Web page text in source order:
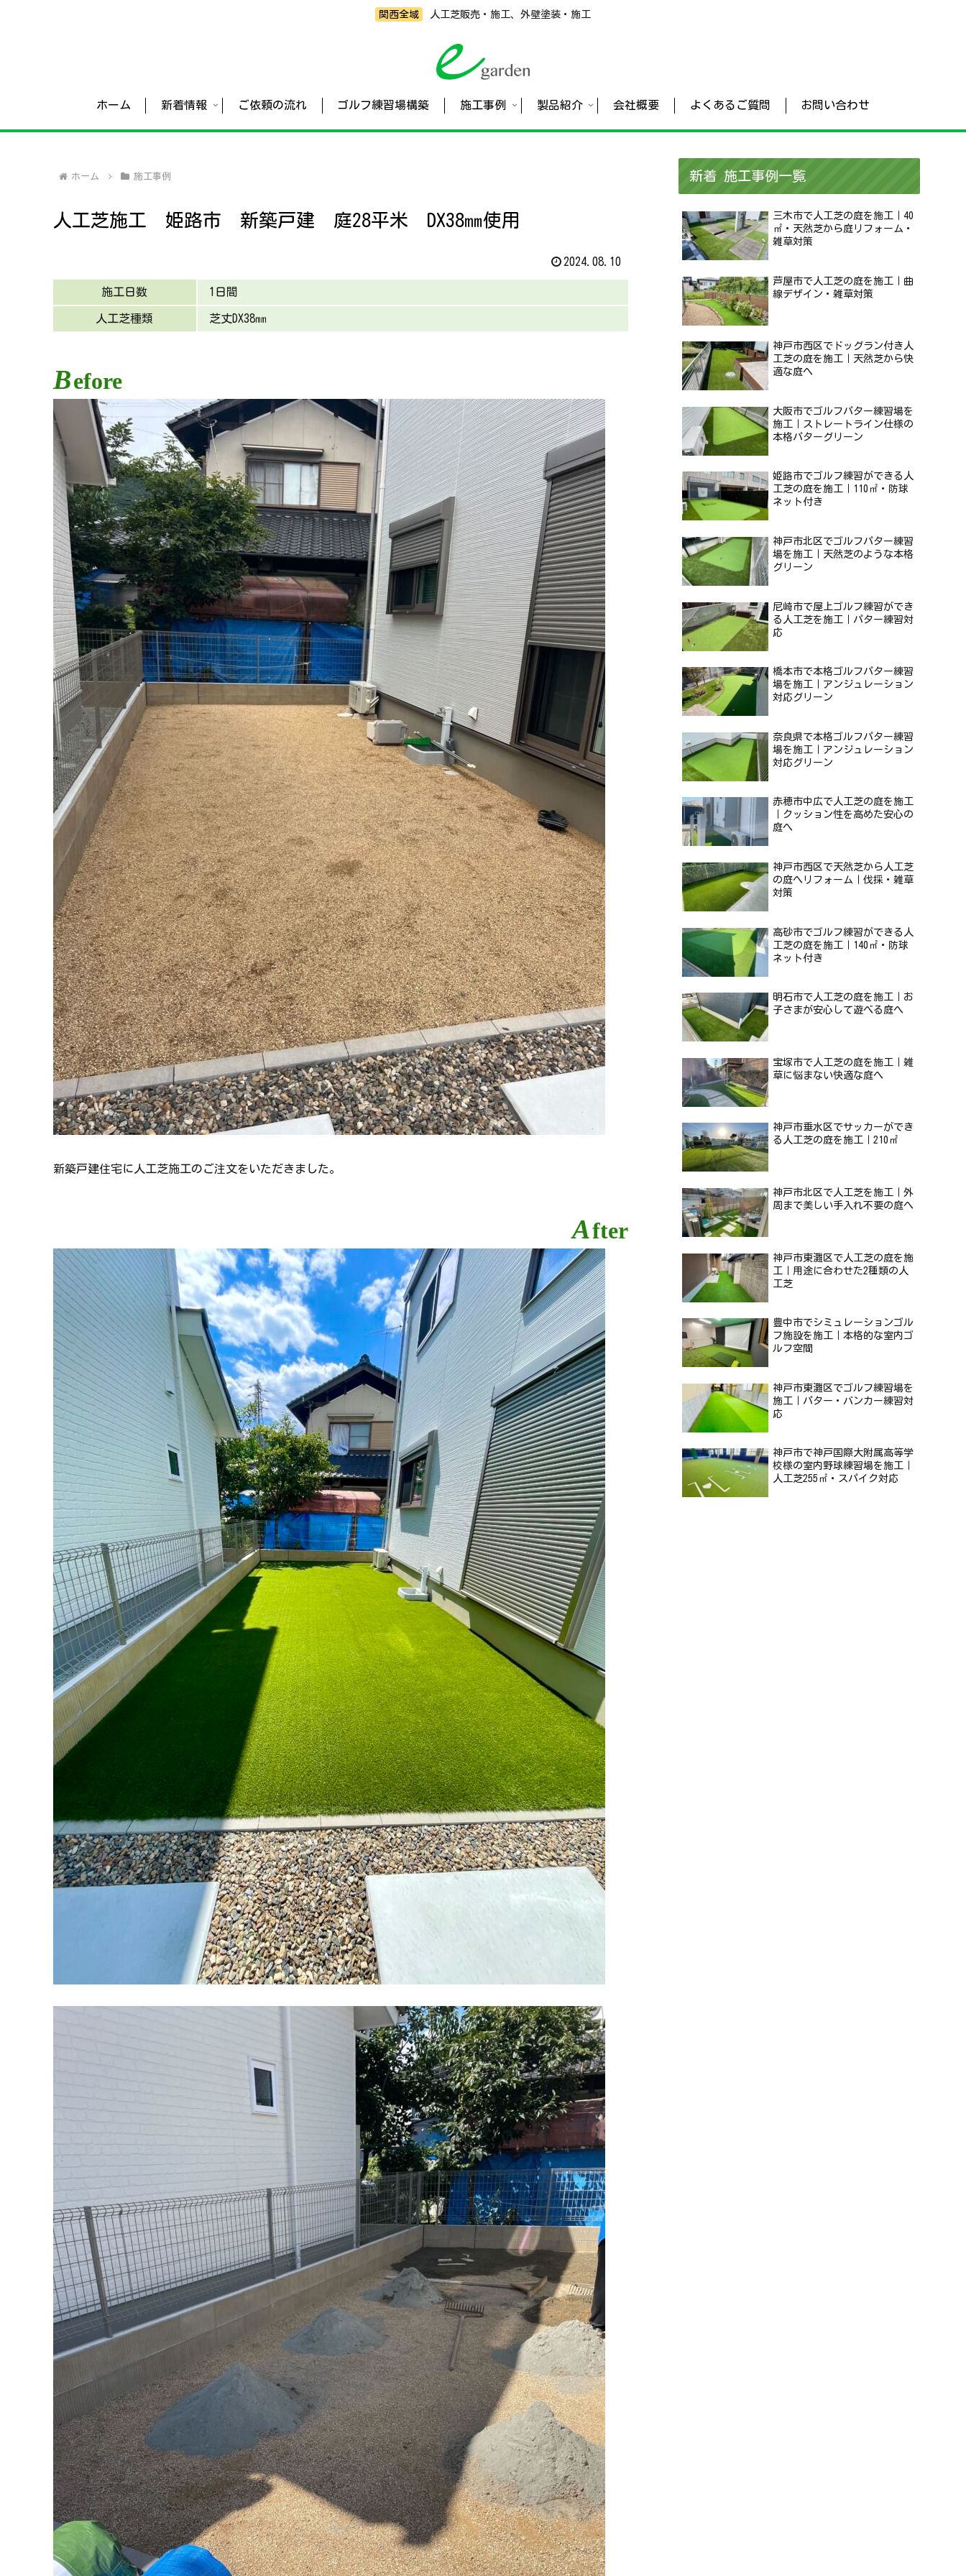
関西全域 人工芝販売・施工、外壁塗装・施工
ホーム 新着情報 ご依頼の流れ ゴルフ練習場構築 施工事例 製品紹介 会社概要 よくあるご質問 お問い合わせ
ホーム 施工事例
人工芝施工 姫路市 新築戸建 庭28平米 DX38㎜使用
2024.08.10
施工日数 1日間
人工芝種類 芝丈DX38㎜
Before
新築戸建住宅に人工芝施工のご注文をいただきました。
After
新着 施工事例一覧
三木市で人工芝の庭を施工｜40
㎡・天然芝から庭リフォーム・
雑草対策
芦屋市で人工芝の庭を施工｜曲
線デザイン・雑草対策
神戸市西区でドッグラン付き人
工芝の庭を施工｜天然芝から快
適な庭へ
大阪市でゴルフパター練習場を
施工｜ストレートライン仕様の
本格パターグリーン
姫路市でゴルフ練習ができる人
工芝の庭を施工｜110㎡・防球
ネット付き
神戸市北区でゴルフパター練習
場を施工｜天然芝のような本格
グリーン
尼崎市で屋上ゴルフ練習ができ
る人工芝を施工｜パター練習対
応
橋本市で本格ゴルフパター練習
場を施工｜アンジュレーション
対応グリーン
奈良県で本格ゴルフパター練習
場を施工｜アンジュレーション
対応グリーン
赤穂市中広で人工芝の庭を施工
｜クッション性を高めた安心の
庭へ
神戸市西区で天然芝から人工芝
の庭へリフォーム｜伐採・雑草
対策
高砂市でゴルフ練習ができる人
工芝の庭を施工｜140㎡・防球
ネット付き
明石市で人工芝の庭を施工｜お
子さまが安心して遊べる庭へ
宝塚市で人工芝の庭を施工｜雑
草に悩まない快適な庭へ
神戸市垂水区でサッカーができ
る人工芝の庭を施工｜210㎡
神戸市北区で人工芝を施工｜外
周まで美しい手入れ不要の庭へ
神戸市東灘区で人工芝の庭を施
工｜用途に合わせた2種類の人
工芝
豊中市でシミュレーションゴル
フ施設を施工｜本格的な室内ゴ
ルフ空間
神戸市東灘区でゴルフ練習場を
施工｜パター・バンカー練習対
応
神戸市で神戸国際大附属高等学
校様の室内野球練習場を施工｜
人工芝255㎡・スパイク対応